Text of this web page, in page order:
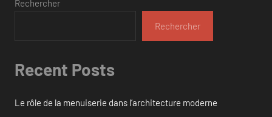
Rechercher
Rechercher
Recent Posts
Le rôle de la menuiserie dans l’architecture moderne